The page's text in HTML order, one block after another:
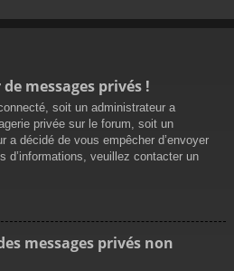
messages privés !
soit un administrateur a
privée sur le forum, soit un
a décidé de vous empêcher d’envoyer
d’informations, veuillez contacter un
messages privés non